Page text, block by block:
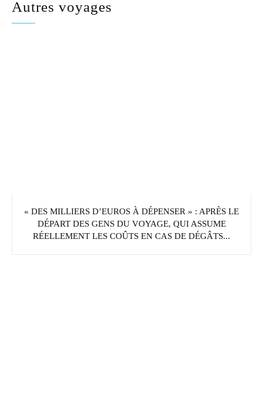
Autres voyages
« DES MILLIERS D’EUROS À DÉPENSER » : APRÈS LE
DÉPART DES GENS DU VOYAGE, QUI ASSUME
RÉELLEMENT LES COÛTS EN CAS DE DÉGÂTS...